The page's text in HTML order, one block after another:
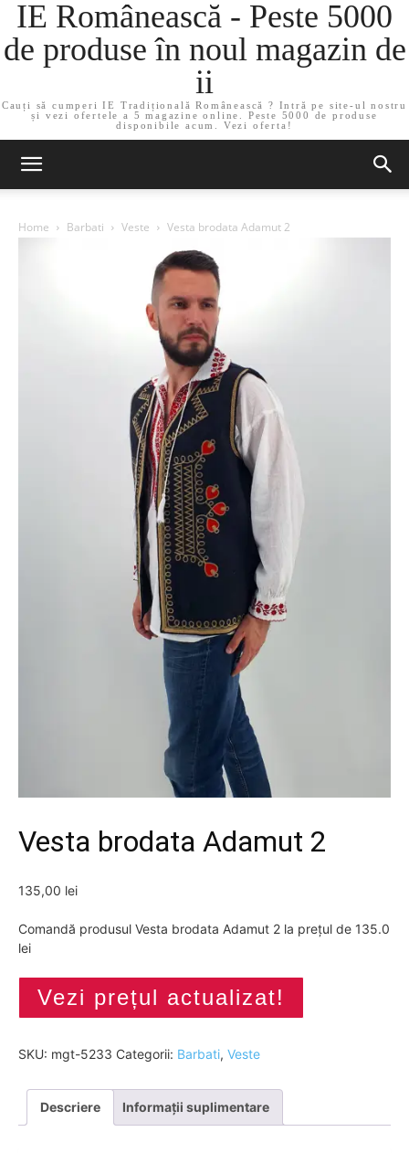
IE Românească - Peste 5000
de produse în noul magazin de
ii
Cauți să cumperi IE Tradițională Românească ? Intră pe site-ul nostru
și vezi ofertele a 5 magazine online. Peste 5000 de produse
disponibile acum. Vezi oferta!
Home Barbati Veste Vesta brodata Adamut 2
Vesta brodata Adamut 2
135,00 lei
Comandă produsul Vesta brodata Adamut 2 la prețul de 135.0
lei
Vezi prețul actualizat!
SKU: mgt-5233 Categorii: Barbati, Veste
Descriere Informații suplimentare